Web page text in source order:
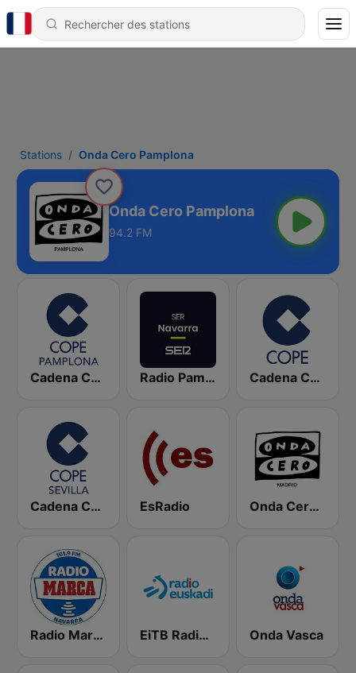
Stations Onda Cero Pamplona
Onda Cero Pamplona
94.2 FM
Cadena COPE Pamplona Radio Pamplona SER Cadena COPE
Cadena COPE Sevilla EsRadio Onda Cero Madrid
Radio Marca Navarra EiTB Radio Euskadi Onda Vasca